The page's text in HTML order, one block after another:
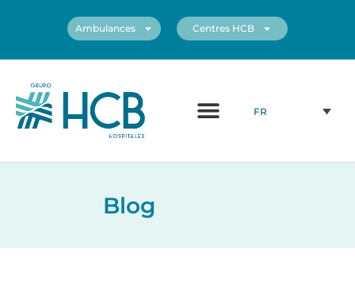
Ambulances Centres HCB
FR
Blog